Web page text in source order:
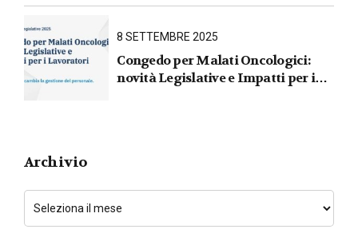
31 marzo 2026
8 SETTEMBRE 2025
Congedo per Malati Oncologici:
novità Legislative e Impatti per i
Archivio